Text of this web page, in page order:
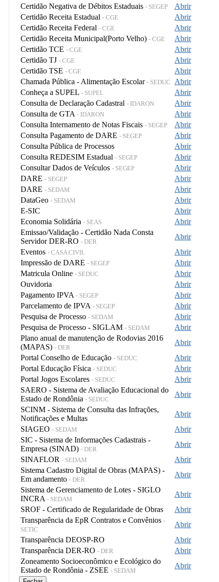
Certidão Negativa de Débitos Estaduais - SEGEP
Abrir
Certidão Receita Estadual - CGE
Abrir
Certidão Receita Federal - CGE
Abrir
Certidão Receita Municipal(Porto Velho) - CGE
Abrir
Certidão TCE - CGE
Abrir
Certidão TJ - CGE
Abrir
Certidão TSE - CGE
Abrir
Chamada Pública - Alimentação Escolar - SEDUC
Abrir
Conheça a SUPEL - SUPEL
Abrir
Consulta de Declaração Cadastral - IDARON
Abrir
Consulta de GTA - IDARON
Abrir
Consulta Internamento de Notas Fiscais - SEGEP
Abrir
Consulta Pagamento de DARE - SEGEP
Abrir
Consulta Pública de Processos
Abrir
Consulta REDESIM Estadual - SEGEP
Abrir
Consultar Dados de Veículos - SEGEP
Abrir
DARE - SEGEP
Abrir
DARE - SEDAM
Abrir
DataGeo - SEDAM
Abrir
E-SIC
Abrir
Economia Solidária - SEAS
Abrir
Emissao/Validação - Certidão Nada Consta
Servidor DER-RO - DER
Abrir
Eventos - CASA CIVIL
Abrir
Impressão de DARE - SEGEP
Abrir
Matricula Online - SEDUC
Abrir
Ouvidoria
Abrir
Pagamento IPVA - SEGEP
Abrir
Parcelamento de IPVA - SEGEP
Abrir
Pesquisa de Processo - SEDAM
Abrir
Pesquisa de Processo - SIGLAM - SEDAM
Abrir
Plano anual de manutenção de Rodovias 2016
(MAPAS) - DER
Abrir
Portal Conselho de Educação - SEDUC
Abrir
Portal Educação Física - SEDUC
Abrir
Portal Jogos Escolares - SEDUC
Abrir
SAERO - Sistema de Avaliação Educacional do
Estado de Rondônia - SEDUC
Abrir
SCINM - Sistema de Consulta das Infrações,
Notificações e Multas
Abrir
SIAGEO - SEDAM
Abrir
SIC - Sistema de Informações Cadastrais -
Empresa (SINAD) - DER
Abrir
SINAFLOR - SEDAM
Abrir
Sistema Cadastro Digital de Obras (MAPAS) -
Em andamento - DER
Abrir
Sistema de Gerenciamento de Lotes - SIGLO
INCRA - SEDAM
Abrir
SROF - Certificado de Regularidade de Obras
Abrir
Transparência da EpR Contratos e Convênios -
SETIC
Abrir
Transparência DEOSP-RO
Abrir
Transparência DER-RO - DER
Abrir
Zoneamento Socioeconômico e Ecológico do
Estado de Rondônia - ZSEE - SEDAM
Abrir